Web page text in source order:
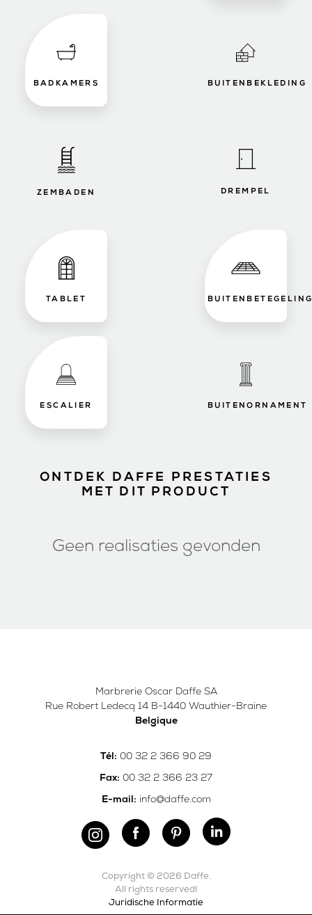
BADKAMERS BUITENBEKLEDING
ZEMBADEN DREMPEL
TABLET
ESCALIER BUITENORNAMENT
ONTDEK DAFFE PRESTATIES
MET DIT PRODUCT
Geen realisaties gevonden
Marbrerie Oscar Daffe SA
Rue Robert Ledecq 14 B-1440 Wauthier-Braine
Belgique
Tél: 00 32 2 366 90 29
Fax: 00 32 2 366 23 27
E-mail: info@daffe.com
Copyright © 2026 Daffe.
All rights reserved!
Juridische Informatie